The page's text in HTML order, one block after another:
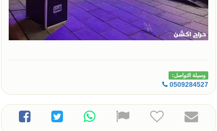
وسيلة التواصل:
0509284527